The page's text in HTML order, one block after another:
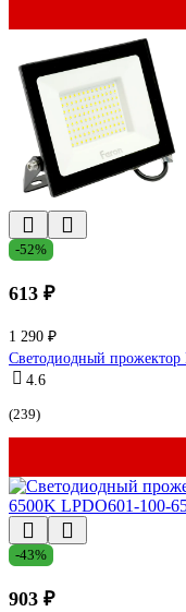
-52%
613 ₽
1 290 ₽
Светодиодный
4.6
(239)
-43%
903 ₽